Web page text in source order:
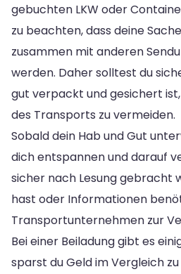
gebuchten LKW oder
zu beachten, dass deine
zusammen mit anderen
werden. Daher solltest du
gut verpackt und gesichert
des Transports zu vermeiden.
Sobald dein Hab und Gut
dich entspannen und darauf
sicher nach Lesung gebracht
hast oder Informationen
Transportunternehmen zur
Bei einer Beiladung gibt es
sparst du Geld im Vergleich